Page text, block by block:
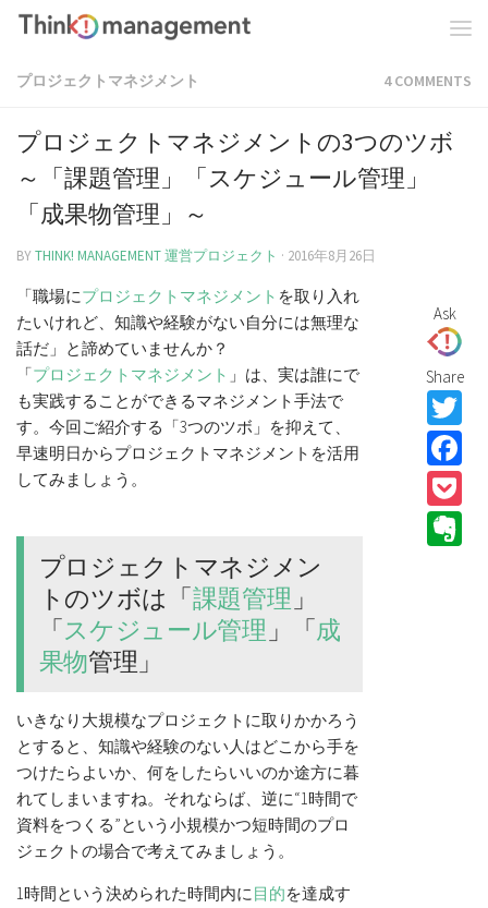
プロジェクトマネジメント 4 COMMENTS
プロジェクトマネジメントの3つのツボ
～「課題管理」「スケジュール管理」
「成果物管理」～
BYTHINK! MANAGEMENT 運営プロジェクト · 2016年8月26日
「職場にプロジェクト マネジメント を取り入れ
たいけれど、知識や経験がない自分には無理な
話だ」と諦めていませんか？
「プロジェクト マネジメント 」は、実は誰にで
も実践することができるマネジメント手法で
す。今回ご紹介する「3つのツボ」を抑えて、
早速明日からプロジェクトマネジメントを活用
してみましょう。
プロジェクトマネジメン
トのツボは「課題管理 」
「スケジュール管理 」「成
果物管理」
いきなり大規模なプロジェクトに取りかかろう
とすると、知識や経験のない人はどこから手を
つけたらよいか、何をしたらいいのか途方に暮
れてしまいますね。それならば、逆に“1時間で
資料をつくる”という小規模かつ短時間のプロ
ジェクトの場合で考えてみましょう。
1時間という決められた時間内に目的を達成す
Ask
Share